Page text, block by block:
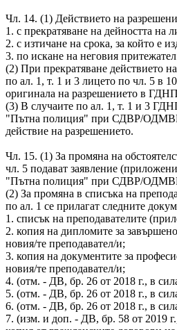
Чл. 14. (1) Действието на
1. с прекратяване на дейността на
2. с изтичане на срока, за който е
3. по искане на неговия
(2) При прекратяване действието
по ал. 1, т. 1 и 3 лицето по чл. 5 в
оригинала на разрешението в
(3) В случаите по ал. 1, т. 1 и 3
"Пътна полиция" при СДВР/ОДМВР
действие на разрешението.
Чл. 15. (1) За промяна на
чл. 5 подават заявление
"Пътна полиция" при СДВР/
(2) За промяна в списъка на
по ал. 1 се прилагат следните
1. списък на преподавателите
2. копия на дипломите за
новия/те преподавател/и;
3. копия на документите за
новия/те преподавател/и;
4. (отм. - ДВ, бр. 26 от 2018 г., в
5. (отм. - ДВ, бр. 26 от 2018 г., в
6. (отм. - ДВ, бр. 26 от 2018 г., в
7. (изм. и доп. - ДВ, бр. 58 от 2019